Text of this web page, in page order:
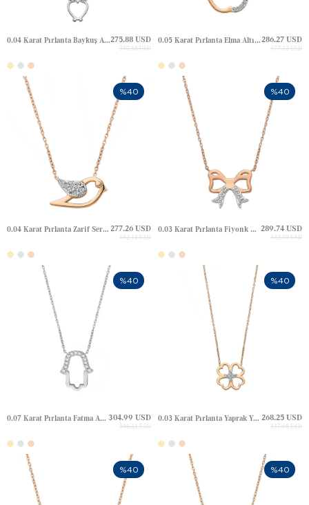
0.04 Karat Pırlanta Baykuş Altın Kolye275.88 USD
390.48 USD
0.05 Karat Pırlanta Elma Altın Kolye 286.27 USD
477.12 USD
0.04 Karat Pırlanta Zarif Serenat Kuş Altın Kolye 277.26 USD
462.10 USD
%40
0.03 Karat Pırlanta Fiyonk Altın Kolye 289.74 USD
482.90 USD
%40
0.07 Karat Pırlanta Fatma Ana Eli Hamsa Altın Kolye 304.99 USD
508.31 USD
%40
0.03 Karat Pırlanta Yaprak Yonca Altın Kolye 268.25 USD
447.08 USD
%40
%40 %40